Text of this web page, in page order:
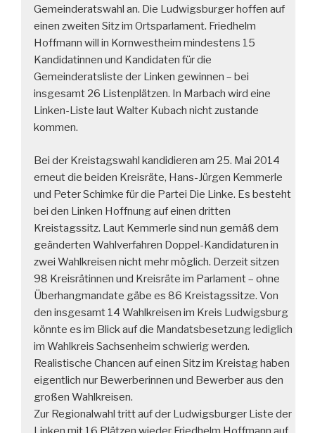
Gemeinderatswahl an. Die Ludwigsburger hoffen auf
einen zweiten Sitz im Ortsparlament. Friedhelm
Hoffmann will in Kornwestheim mindestens 15
Kandidatinnen und Kandidaten für die
Gemeinderatsliste der Linken gewinnen – bei
insgesamt 26 Listenplätzen. In Marbach wird eine
Linken-Liste laut Walter Kubach nicht zustande
kommen.
Bei der Kreistagswahl kandidieren am 25. Mai 2014
erneut die beiden Kreisräte, Hans-Jürgen Kemmerle
und Peter Schimke für die Partei Die Linke. Es besteht
bei den Linken Hoffnung auf einen dritten
Kreistagssitz. Laut Kemmerle sind nun gemäß dem
geänderten Wahlverfahren Doppel-Kandidaturen in
zwei Wahlkreisen nicht mehr möglich. Derzeit sitzen
98 Kreisrätinnen und Kreisräte im Parlament – ohne
Überhangmandate gäbe es 86 Kreistagssitze. Von
den insgesamt 14 Wahlkreisen im Kreis Ludwigsburg
könnte es im Blick auf die Mandatsbesetzung lediglich
im Wahlkreis Sachsenheim schwierig werden.
Realistische Chancen auf einen Sitz im Kreistag haben
eigentlich nur Bewerberinnen und Bewerber aus den
großen Wahlkreisen.
Zur Regionalwahl tritt auf der Ludwigsburger Liste der